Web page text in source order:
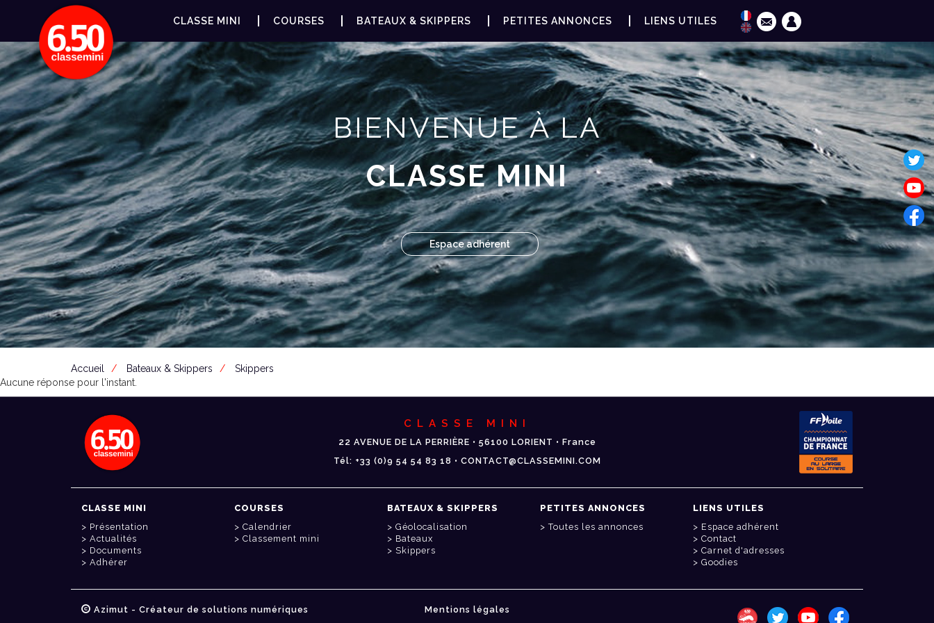
CLASSE MINI COURSES BATEAUX & SKIPPERS PETITES ANNONCES LIENS UTILES
BIENVENUE À LA
CLASSE MINI
Espace adhérent
Accueil Bateaux & Skippers
Skippers
Aucune réponse pour l'instant.
CLASSE MINI
22 AVENUE DE LA PERRIÈRE • 56100 LORIENT • France
Tél: +33 (0)9 54 54 83 18 • CONTACT@CLASSEMINI.COM
CLASSE MINI
Présentation
Actualités
Documents
Adhérer
COURSES
Calendrier
Classement mini
BATEAUX & SKIPPERS
Géolocalisation
Bateaux
Skippers
PETITES ANNONCES
Toutes les annonces
LIENS UTILES
Espace adhérent
Contact
Carnet d'adresses
Goodies
Azimut - Créateur de solutions numériques Mentions légales